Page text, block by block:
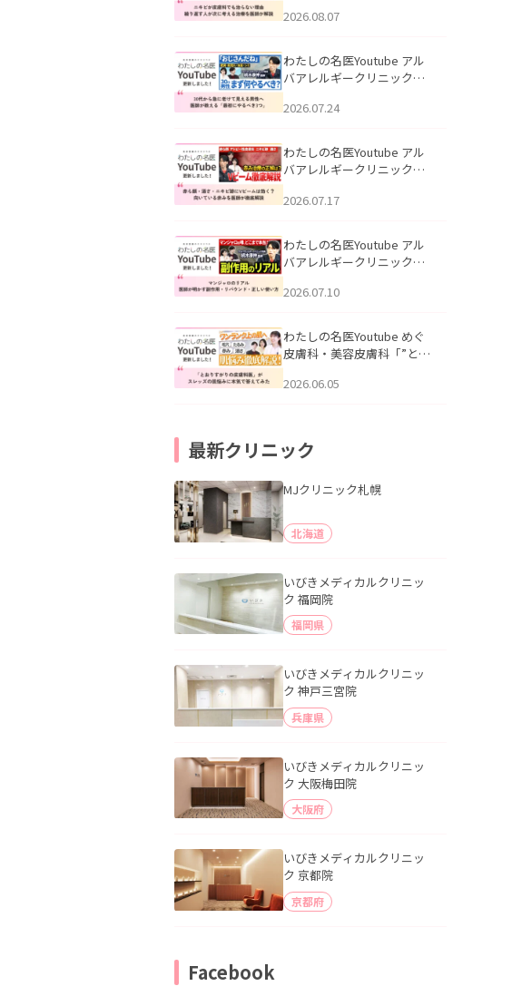
らない理由｜繰り返す人が
説」を公開いたしました。
2026.08.07
わたしの名医Youtube アル
バアレルギークリニック札
える男性へ｜医師が教える
公開いたしました。
2026.07.24
わたしの名医Youtube アル
バアレルギークリニック札
跡にVビームは効く？向いて
説」を公開いたしました。
2026.07.17
わたしの名医Youtube アル
バアレルギークリニック札
医師が明かす副作用・リバ
公開いたしました。
2026.07.10
わたしの名医Youtube めぐ
皮膚科・美容皮膚科「”とお
ッズの肌悩みに本気で答え
2026.06.05
最新クリニック
MJクリニック札幌
北海道
いびきメディカルクリニッ
ク 福岡院
福岡県
いびきメディカルクリニッ
ク 神戸三宮院
兵庫県
いびきメディカルクリニッ
ク 大阪梅田院
大阪府
いびきメディカルクリニッ
ク 京都院
京都府
Facebook